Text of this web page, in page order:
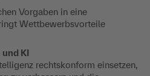
Vorgaben in eine
Wettbewerbsvorteile
KI
rechtskonform einsetzen,